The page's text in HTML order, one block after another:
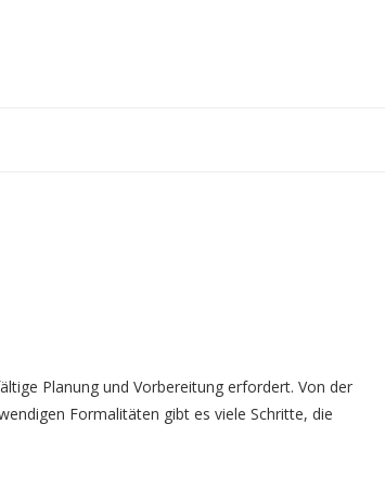
Planung und Vorbereitung erfordert. Von der
Formalitäten gibt es viele Schritte, die